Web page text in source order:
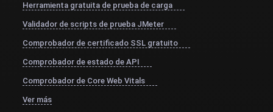
Herramienta gratuita de prueba de carga
Validador de scripts de prueba JMeter
Comprobador de certificado SSL gratuito
Comprobador de estado de API
Comprobador de Core Web Vitals
Ver más